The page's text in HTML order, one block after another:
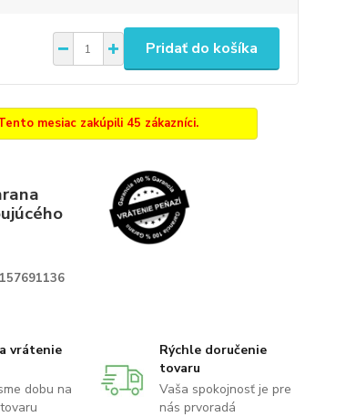
Pridať do košíka
mesiac zakúpili 45 zákazníci.
vrátenie
dobu na
Rýchle doručenie
tovaru
Vaša spokojnosť je pre
nás prvoradá